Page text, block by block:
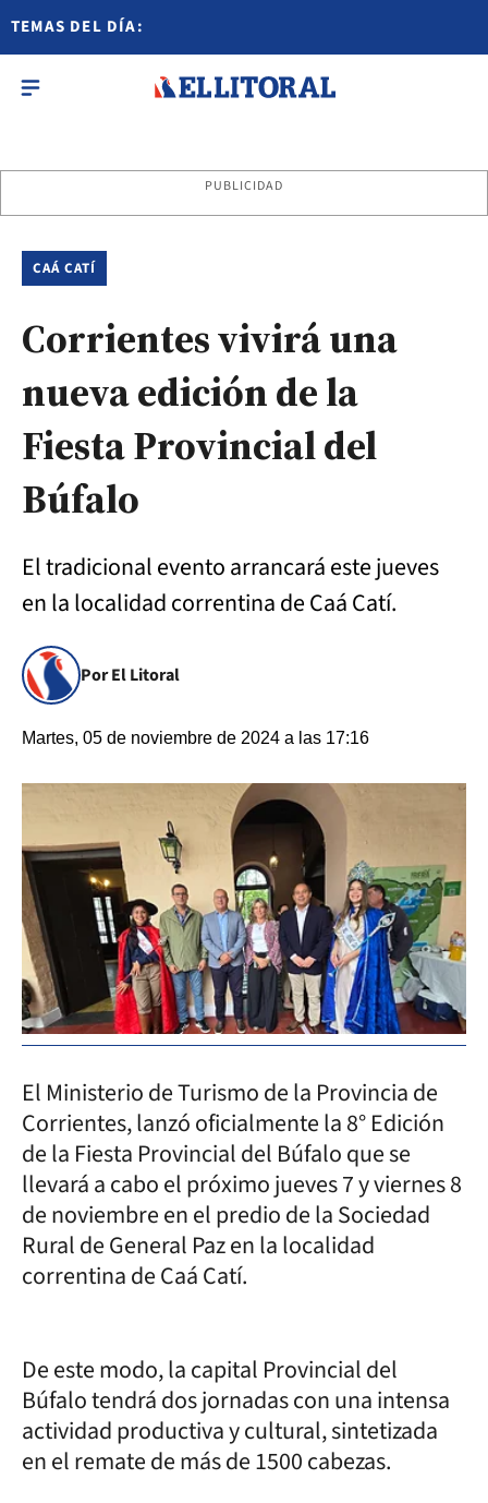
TEMAS DEL DÍA:
PUBLICIDAD
CAÁ CATÍ
Corrientes vivirá una
nueva edición de la
Fiesta Provincial del
Búfalo
El tradicional evento arrancará este jueves
en la localidad correntina de Caá Catí.
Por El Litoral
Martes, 05 de noviembre de 2024 a las 17:16
El Ministerio de Turismo de la Provincia de
Corrientes, lanzó oficialmente la 8° Edición
de la Fiesta Provincial del Búfalo que se
llevará a cabo el próximo jueves 7 y viernes 8
de noviembre en el predio de la Sociedad
Rural de General Paz en la localidad
correntina de Caá Catí.
De este modo, la capital Provincial del
Búfalo tendrá dos jornadas con una intensa
actividad productiva y cultural, sintetizada
en el remate de más de 1500 cabezas.